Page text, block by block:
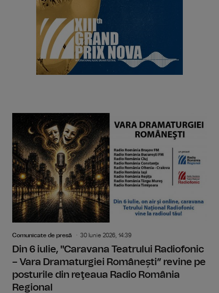
Comunicate de presă 30 Iunie 2026, 14:39
Din 6 iulie, "Caravana Teatrului Radiofonic
– Vara Dramaturgiei Românești” revine pe
posturile din reţeaua Radio România
Regional